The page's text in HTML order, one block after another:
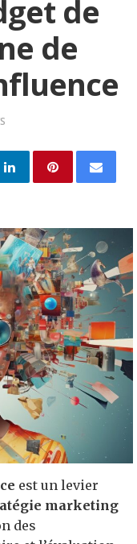
de
de
est un levier
marketing
des